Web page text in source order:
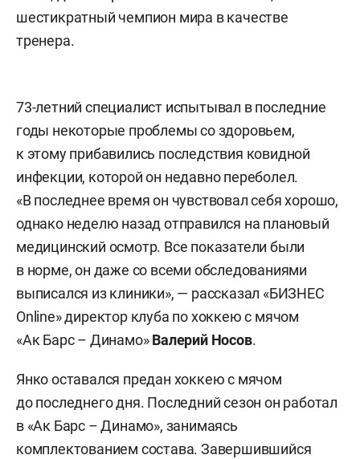
шестикратный чемпион мира в качестве
тренера.
73-летний специалист испытывал в последние
годы некоторые проблемы со здоровьем,
к этому прибавились последствия ковидной
инфекции, которой он недавно переболел.
«В последнее время он чувствовал себя хорошо,
однако неделю назад отправился на плановый
медицинский осмотр. Все показатели были
в норме, он даже со всеми обследованиями
выписался из клиники», — рассказал «БИЗНЕС
Online» директор клуба по хоккею с мячом
«Ак Барс – Динамо»Валерий Носов.
Янко оставался предан хоккею с мячом
до последнего дня. Последний сезон он работал
в «Ак Барс – Динамо», занимаясь
комплектованием состава. Завершившийся